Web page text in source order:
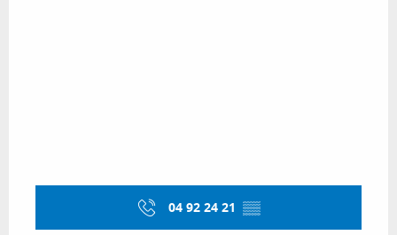
04 92 24 21 ▒▒